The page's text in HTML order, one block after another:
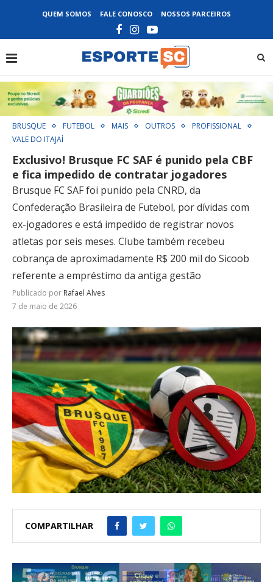
QUEM SOMOS FALE CONOSCO NOSSOS PARCEIROS
BRUSQUE FUTEBOL MAIS OUTROS
PROFISSIONAL
VALE DO ITAJAÍ
Exclusivo! Brusque FC SAF é punido pela CBF
e fica impedido de contratar jogadores
Brusque FC SAF foi punido pela CNRD, da
Confederação Brasileira de Futebol, por dívidas com
ex-jogadores e está impedido de registrar novos
atletas por seis meses. Clube também recebeu
cobrança de aproximadamente R$ 200 mil do Sicoob
referente a empréstimo da antiga gestão
Publicado por Rafael Alves
7 de maio de 2026
COMPARTILHAR